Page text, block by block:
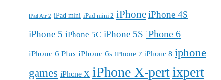
iPad Air 2 iPad mini iPad mini 2 iPhone iPhone 4S
iPhone 5 iPhone 5C iPhone 5S iPhone 6
iPhone 6 Plus iPhone 6s iPhone 7 iPhone 8 iphone
games iPhone X iPhone X-pertixpert